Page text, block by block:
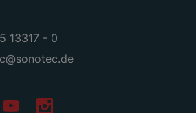
13317 - 0
@sonotec.de